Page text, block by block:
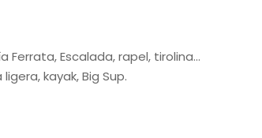
Escalada, rapel, tirolina...
kayak, Big Sup.